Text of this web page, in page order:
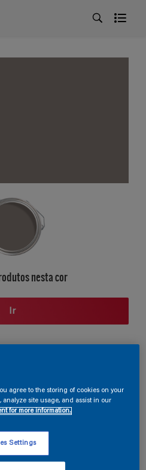
nesta cor
Ir
cores
agree to the storing of cookies on your
site usage, and assist in our
for more information.
Settings